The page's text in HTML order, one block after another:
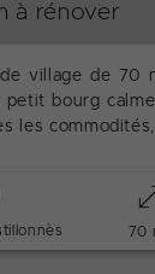
à rénover
de village de 70
petit bourg
les
70